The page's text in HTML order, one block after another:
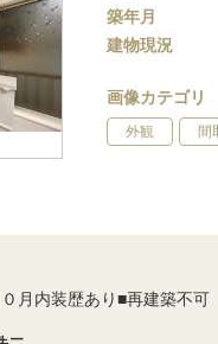
築年月
建物現況
画像カテゴリ
外観 間
月内装歴あり■再建築不可